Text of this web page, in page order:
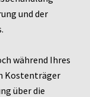
und der
während Ihres
Kostenträger
über die